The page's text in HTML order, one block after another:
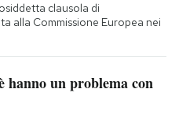
clausola di
alla Commissione Europea nei
hanno un problema con